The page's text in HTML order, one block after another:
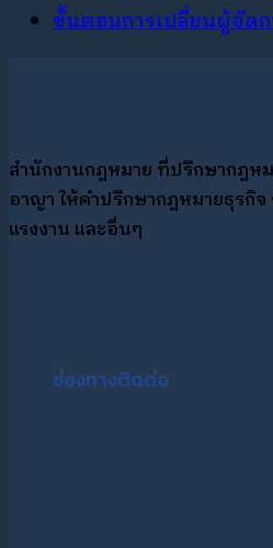
ที่
คดี
ความ
รับ
ผิด
อะไร
ขั้นตอนการเปลี่ยนผู้จัด
สำนักงานกฎหมาย ที่ปรึกษากฎห
อาญา ให้คำปรึกษากฎหมายธุรกิ
แรงงาน และอื่นๆ
ช่องทางติดต่อ